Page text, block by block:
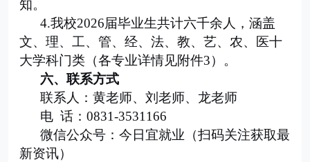
知。
4.我校2026届毕业生共计六千余人，涵盖
文、理、工、管、 经、法、教、艺、农、医十
大学科门类（各专业详情见附件3）。
六、联系方式
联系人：黄老师、刘老师、龙老师
电 话： 0831-3531166
微信公众号：今日宜就业（扫码关注获取最
新资讯）